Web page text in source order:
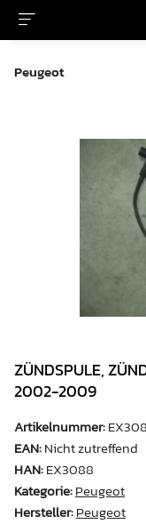
Peugeot
ZÜNDSPULE,
2002-2009
Artikelnummer:
EAN:Nicht zutreffend
HAN:EX3088
Kategorie:Peugeot
Hersteller:Peugeot